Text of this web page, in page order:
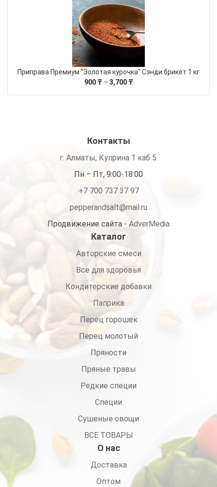
1,250 ₸
–
6,290 ₸
Приправа Премиум "Золотая курочка" Сэнди брикет 1 кг
900 ₸ – 3,700 ₸Диапазон
Контакты
г. Алматы, Куприна 1 каб 5.
Пн – Пт, 9:00-18:00
+7 700 737 37 97
pepperandsalt@mail.ru
Продвижение сайта - AdverMedia
Каталог
Авторские смеси
Все для здоровья
Кондитерские добавки
Паприка
Перец горошек
Перец молотый
Пряности
Пряные травы
Редкие специи
Специи
Сушеные овощи
ВСЕ ТОВАРЫ
О нас
Доставка
Оптом